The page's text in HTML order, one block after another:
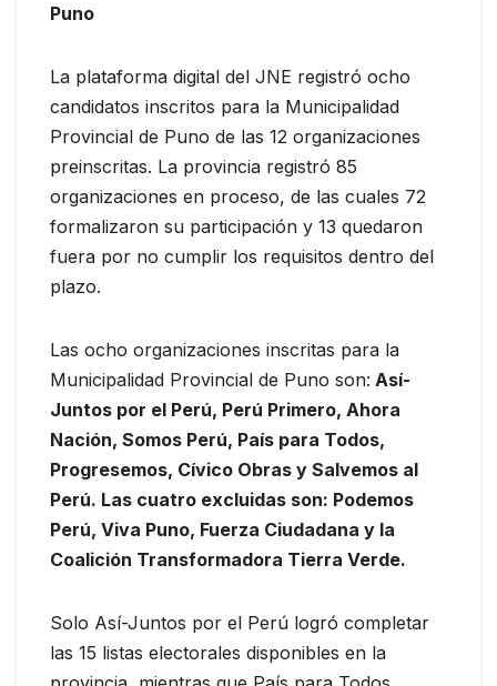
Puno
La plataforma digital del JNE registró ocho
candidatos inscritos para la Municipalidad
Provincial de Puno de las 12 organizaciones
preinscritas. La provincia registró 85
organizaciones en proceso, de las cuales 72
formalizaron su participación y 13 quedaron
fuera por no cumplir los requisitos dentro del
plazo.
Las ocho organizaciones inscritas para la
Municipalidad Provincial de Puno son: Así-
Juntos por el Perú, Perú Primero, Ahora
Nación, Somos Perú, País para Todos,
Progresemos, Cívico Obras y Salvemos al
Perú. Las cuatro excluidas son: Podemos
Perú, Viva Puno, Fuerza Ciudadana y la
Coalición Transformadora Tierra Verde.
Solo Así-Juntos por el Perú logró completar
las 15 listas electorales disponibles en la